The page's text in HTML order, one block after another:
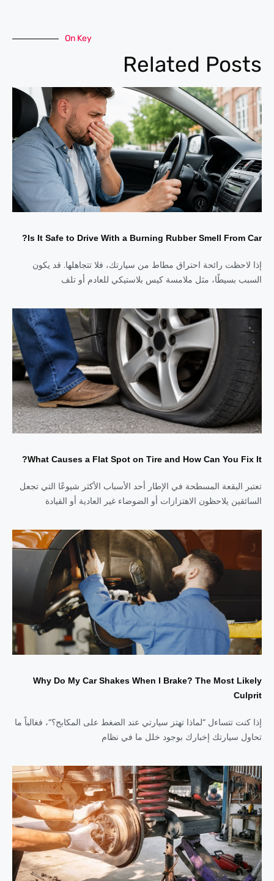
On Key
Related Posts
Is It Safe to Drive With a Burning Rubber Smell From Car?
إذا لاحظت رائحة احتراق مطاط من سيارتك، فلا تتجاهلها. قد يكون
السبب بسيطًا، مثل ملامسة كيس بلاستيكي للعادم أو تلف
What Causes a Flat Spot on Tire and How Can You Fix It?
تعتبر البقعة المسطحة في الإطار أحد الأسباب الأكثر شيوعًا التي تجعل
السائقين يلاحظون الاهتزازات أو الضوضاء غير العادية أو القيادة
Why Do My Car Shakes When I Brake? The Most Likely
Culprit
إذا كنت تتساءل “لماذا تهتز سيارتي عند الضغط على المكابح؟“، فغالباً ما
تحاول سيارتك إخبارك بوجود خلل ما في نظام